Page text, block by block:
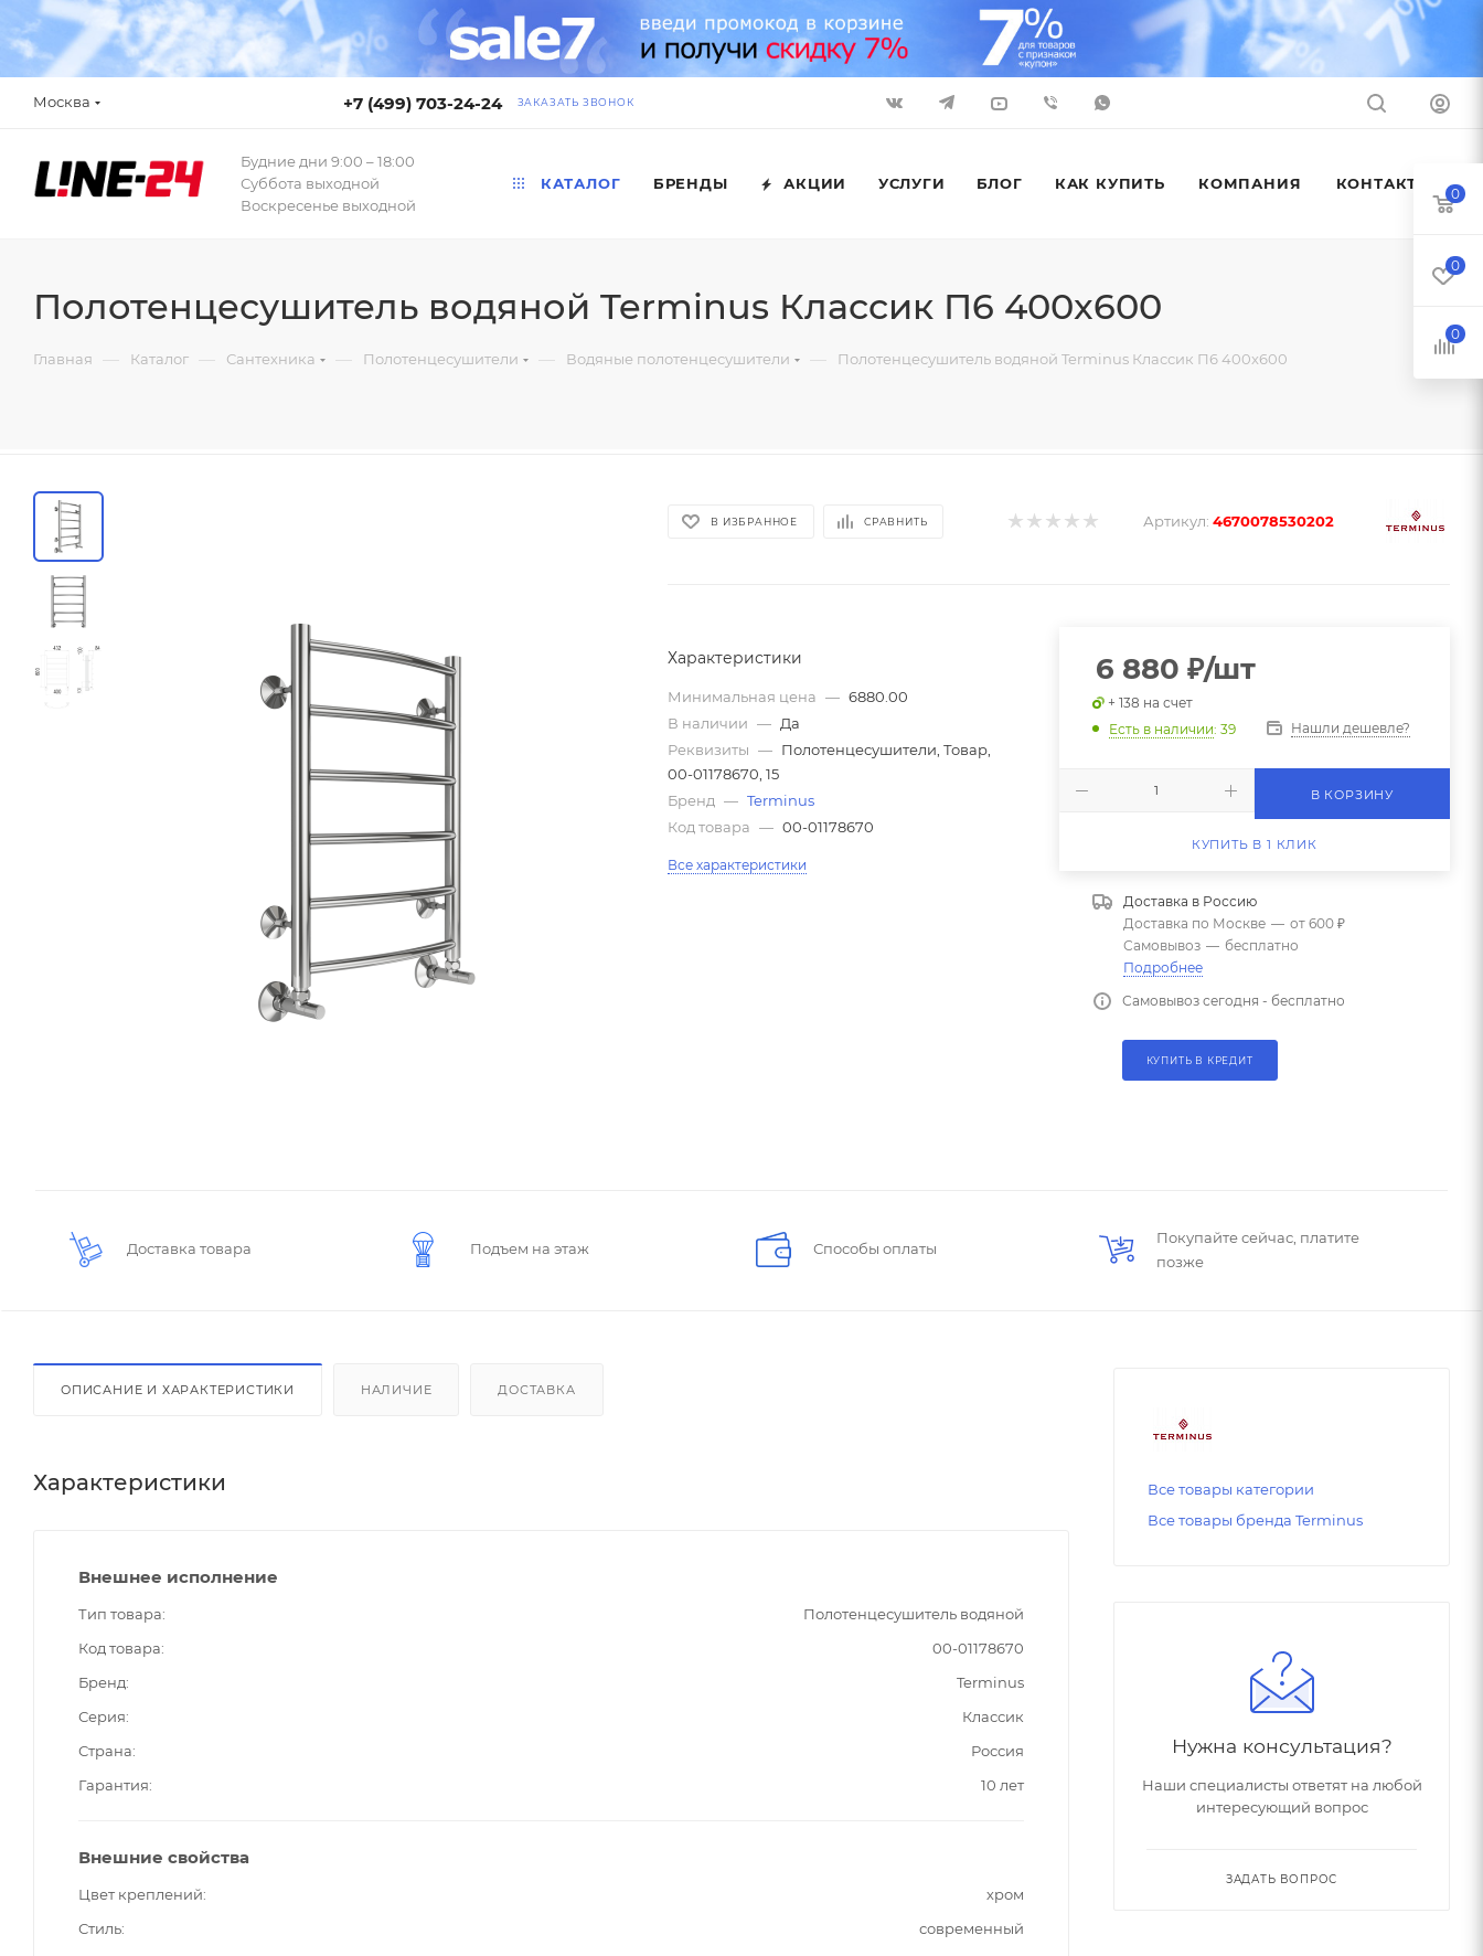
Москва +7 (499) 703-24-24 ЗАКАЗАТЬ ЗВОНОК
Будние дни 9:00 – 18:00
Суббота выходной
Воскресенье выходной
КАТАЛОГ БРЕНДЫ АКЦИИ УСЛУГИ БЛОГ КАК КУПИТЬ КОМПАНИЯ КОНТАКТЫ
Полотенцесушитель водяной Terminus Классик П6 400x600
Главная — Каталог — Сантехника — Полотенцесушители — Водяные полотенцесушители — Полотенцесушитель водяной Terminus Классик П6 400x600
В ИЗБРАННОЕ СРАВНИТЬ Артикул: 4670078530202
Характеристики
Минимальная цена — 6880.00
В наличии — Да
Реквизиты — Полотенцесушители, Товар,
00-01178670, 15
Бренд — Terminus
Код товара — 00-01178670
Все характеристики
6 880 ₽/шт
+ 138 на счет
Есть в наличии: 39 Нашли дешевле?
В КОРЗИНУ
КУПИТЬ В 1 КЛИК
Доставка в Россию
Доставка по Москве — от 600 ₽
Самовывоз — бесплатно
Подробнее
Самовывоз сегодня - бесплатно
КУПИТЬ В КРЕДИТ
Доставка товара Подъем на этаж Способы оплаты
Покупайте сейчас, платите
позже
ОПИСАНИЕ И ХАРАКТЕРИСТИКИ НАЛИЧИЕ ДОСТАВКА
Характеристики
Внешнее исполнение
Тип товара
Полотенцесушитель водяной
Код товара
00-01178670
Бренд
Terminus
Серия
Классик
Страна
Россия
Гарантия
10 лет
Внешние свойства
Цвет креплений
хром
Стиль
современный
Все товары категории
Все товары бренда Terminus
Нужна консультация?
Наши специалисты ответят на любой
интересующий вопрос
ЗАДАТЬ ВОПРОС
0
0
0